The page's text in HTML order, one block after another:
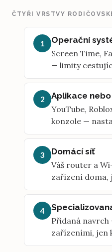
ČTYŘI VRSTVY
1
Operační
Screen Time,
— limity
2
Aplikace
YouTube,
konzole —
3
Domácí síť
Váš router a
zařízení doma,
4
Přidaná
zařízeními, jen